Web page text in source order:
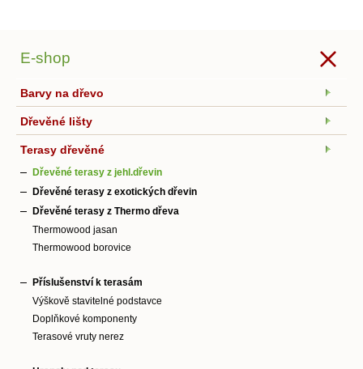
E-shop
Barvy na dřevo
Dřevěné lišty
Terasy dřevěné
Dřevěné terasy z jehl.dřevin
Dřevěné terasy z exotických dřevin
Dřevěné terasy z Thermo dřeva
Thermowood jasan
Thermowood borovice
Příslušenství k terasám
Výškově stavitelné podstavce
Doplňkové komponenty
Terasové vruty nerez